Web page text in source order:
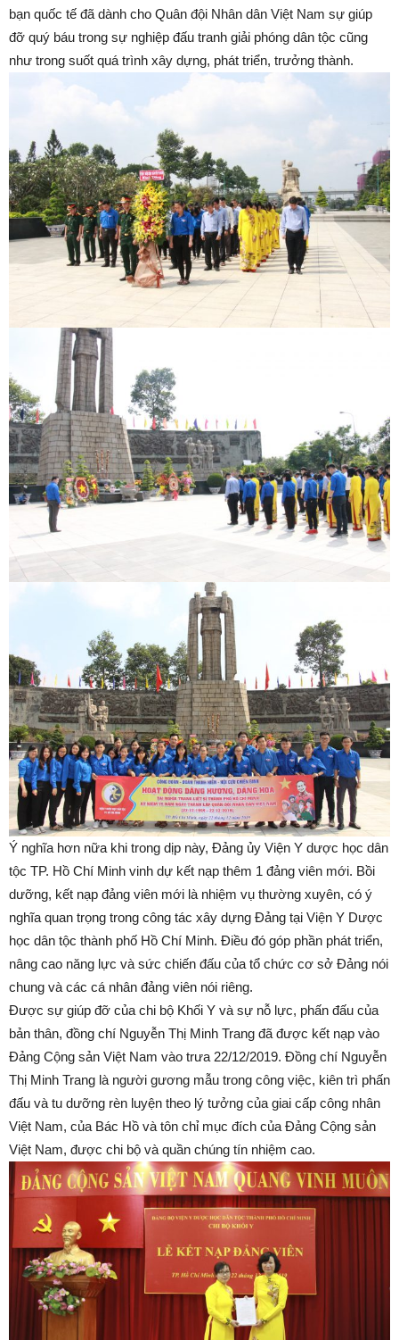
bạn quốc tế đã dành cho Quân đội Nhân dân Việt Nam sự giúp
đỡ quý báu trong sự nghiệp đấu tranh giải phóng dân tộc cũng
như trong suốt quá trình xây dựng, phát triển, trưởng thành.
Ý nghĩa hơn nữa khi trong dịp này, Đảng ủy Viện Y dược học dân
tộc TP. Hồ Chí Minh vinh dự kết nạp thêm 1 đảng viên mới. Bồi
dưỡng, kết nạp đảng viên mới là nhiệm vụ thường xuyên, có ý
nghĩa quan trọng trong công tác xây dựng Đảng tại Viện Y Dược
học dân tộc thành phố Hồ Chí Minh. Điều đó góp phần phát triển,
nâng cao năng lực và sức chiến đấu của tổ chức cơ sở Đảng nói
chung và các cá nhân đảng viên nói riêng.
Được sự giúp đỡ của chi bộ Khối Y và sự nỗ lực, phấn đấu của
bản thân, đồng chí Nguyễn Thị Minh Trang đã được kết nạp vào
Đảng Cộng sản Việt Nam vào trưa 22/12/2019. Đồng chí Nguyễn
Thị Minh Trang là người gương mẫu trong công việc, kiên trì phấn
đấu và tu dưỡng rèn luyện theo lý tưởng của giai cấp công nhân
Việt Nam, của Bác Hồ và tôn chỉ mục đích của Đảng Cộng sản
Việt Nam, được chi bộ và quần chúng tín nhiệm cao.